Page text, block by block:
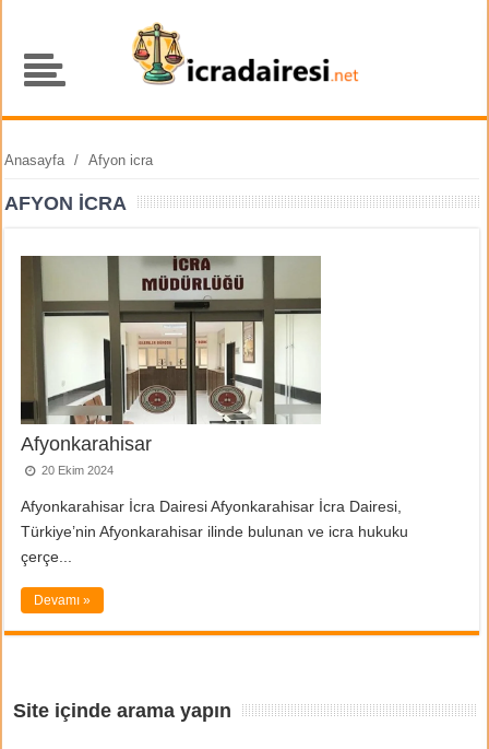
Anasayfa / Afyon icra
AFYON ICRA
Afyonkarahisar
20 Ekim 2024
Afyonkarahisar İcra Dairesi Afyonkarahisar İcra Dairesi,
Türkiye’nin Afyonkarahisar ilinde bulunan ve icra hukuku
çerçe...
Devamı »
Site içinde arama yapın